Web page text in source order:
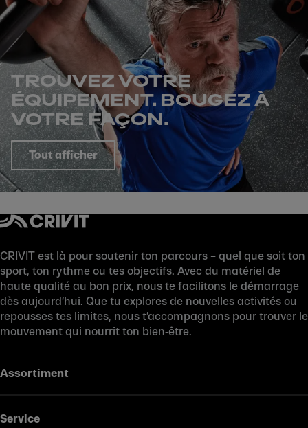
TROUVEZ VOTRE
ÉQUIPEMENT. BOUGEZ À
VOTRE FAÇON.
Tout afficher
CRIVIT est là pour soutenir ton parcours – quel que soit ton
sport, ton rythme ou tes objectifs. Avec du matériel de
haute qualité au bon prix, nous te facilitons le démarrage
dès aujourd’hui. Que tu explores de nouvelles activités ou
repousses tes limites, nous t’accompagnons pour trouver le
mouvement qui nourrit ton bien‑être.
Assortiment
Service